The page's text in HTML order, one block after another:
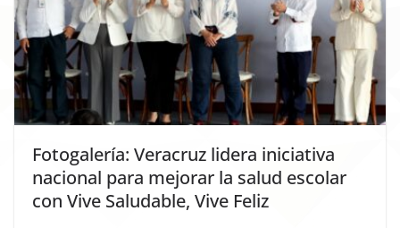
Fotogalería: Veracruz lidera iniciativa
nacional para mejorar la salud escolar
con Vive Saludable, Vive Feliz